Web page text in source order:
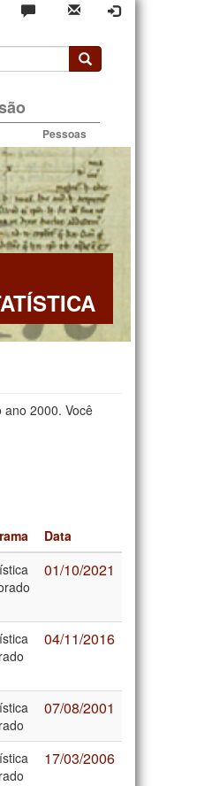
Pessoas
2000. Você
Data
01/10/2021
04/11/2016
07/08/2001
17/03/2006